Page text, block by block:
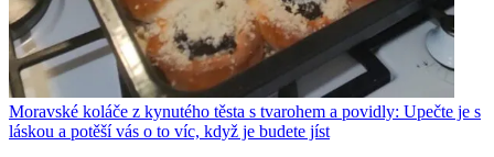
Moravské koláče z kynutého těsta s tvarohem a povidly: Upečte je s
láskou a potěší vás o to víc, když je budete jíst